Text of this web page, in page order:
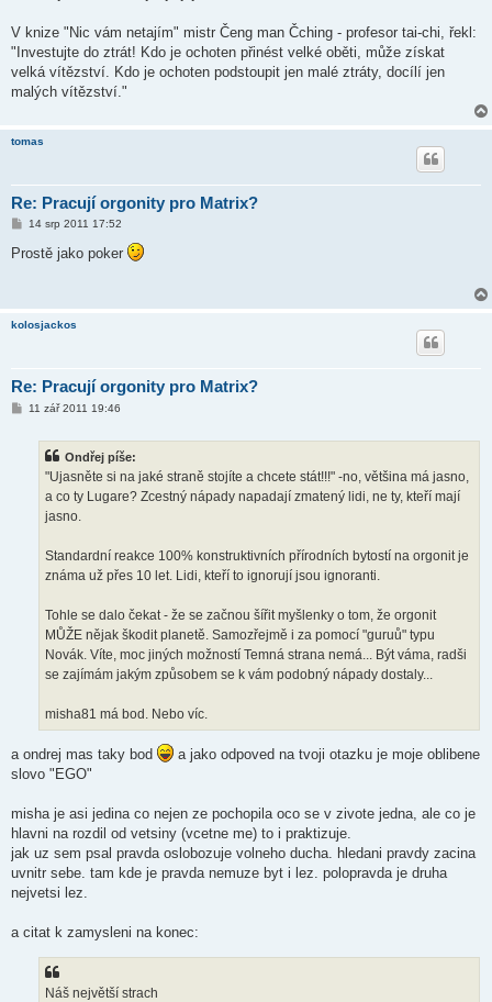
V knize "Nic vám netajím" mistr Čeng man Čching - profesor tai-chi, řekl:
"Investujte do ztrát! Kdo je ochoten přinést velké oběti, může získat
velká vítězství. Kdo je ochoten podstoupit jen malé ztráty, docílí jen
malých vítězství."
tomas
Re: Pracují orgonity pro Matrix?
P
í
s
k
14 srp 2011 17:52
Prostě jako poker
kolosjackos
Re: Pracují orgonity pro Matrix?
P11 zář 2011 19:46
Ondřej píše:
"Ujasněte si na jaké straně stojíte a chcete stát!!!" -no, většina má jasno,
a co ty Lugare? Zcestný nápady napadají zmatený lidi, ne ty, kteří mají
jasno.
Standardní reakce 100% konstruktivních přírodních bytostí na orgonit je
známa už přes 10 let. Lidi, kteří to ignorují jsou ignoranti.
Tohle se dalo čekat - že se začnou šířit myšlenky o tom, že orgonit
MŮŽE nějak škodit planetě. Samozřejmě i za pomocí "guruů" typu
Novák. Víte, moc jiných možností Temná strana nemá... Být váma, radši
se zajímám jakým způsobem se k vám podobný nápady dostaly...
misha81 má bod. Nebo víc.
a ondrej mas taky bod
a jako odpoved na tvoji otazku je moje oblibene
slovo "EGO"
misha je asi jedina co nejen ze pochopila oco se v zivote jedna, ale co je
hlavni na rozdil od vetsiny (vcetne me) to i praktizuje.
jak uz sem psal pravda oslobozuje volneho ducha. hledani pravdy zacina
uvnitr sebe. tam kde je pravda nemuze byt i lez. polopravda je druha
nejvetsi lez.
a citat k zamysleni na konec:
Náš největší strach